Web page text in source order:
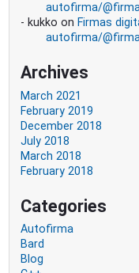
autofirma/
kukko on Firmas
autofirma/
Archives
March 2021
February 2019
December 2018
July 2018
March 2018
February 2018
Categories
Autofirma
Bard
Blog